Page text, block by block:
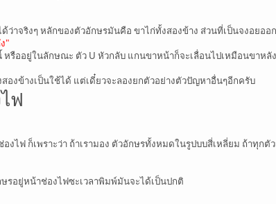
ด้ว่าจริงๆ หลักของตัวอักษรมันคือ ขาไก่ทั้งสองข้าง ส่วนที่เป็นจงอย
"
รืออยู่ในลักษณะ ตัว U หัวกลับ แกนขาหน้าก็จะเลื่อนไปเหมือนขาห
งข้างเป็นใช้ได้ แต่เดี๋ยวจะลองยกตัวอย่างตัวปัญหาอื่นๆอีกครับ
ฟ
งไฟ ก็เพราะว่า ถ้าเรามอง ตัวอักษรทั้งหมดในรูปบบสี่เหลี่ยม ถ้าทุก
รอยู่หน้าช่องไฟซะเวลาพิมพ์มันจะได้เป็นปกติ